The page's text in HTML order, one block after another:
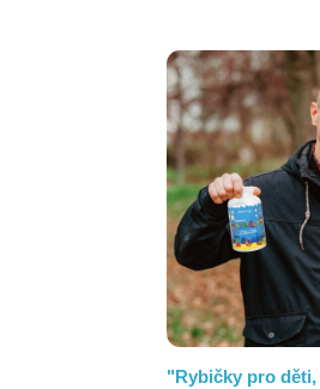
"Rybičky pro děti,